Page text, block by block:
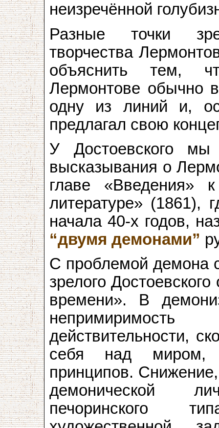
неизречённой
Разные точки
творчества
объяснить тем,
Лермонтове обычно
одну из линий и,
предлагал свою
У Достоевского
высказывания о
главе «Введения»
литературе» (1861),
начала 40-х годов,
“двумя демонами”
С проблемой демона
зрелого
времени». В
действительности,
себя над миром,
принципов.
демонической
печоринского